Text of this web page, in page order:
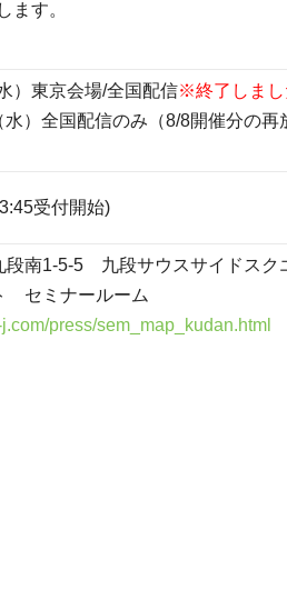
ます。
）東京会場/全国配信※終了しま
）全国配信のみ（8/8開催分の再
受付開始)
段南1-5-5 九段サウスサイドスク
セミナールーム
press/sem_map_kudan.html